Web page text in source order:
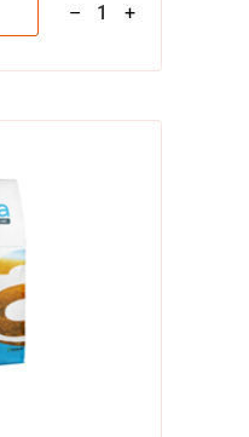
– 1 +